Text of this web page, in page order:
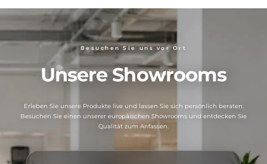
Besuchen Sie uns vor Ort
Unsere Showrooms
Erleben Sie unsere Produkte live und lassen Sie sich persönlich beraten.
Besuchen Sie einen unserer europäischen Showrooms und entdecken Sie
Qualität zum Anfassen.